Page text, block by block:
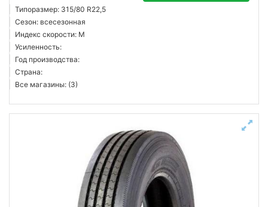
Типоразмер: 315/80 R22,5
Сезон: всесезонная
Индекс скорости: M
Усиленность:
Год производства:
Страна:
Все магазины: (3)